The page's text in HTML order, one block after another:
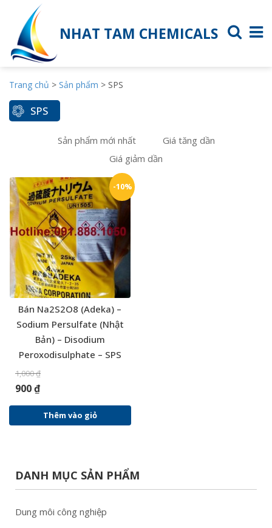
NHAT TAM CHEMICALS
Trang chủ > Sản phẩm > SPS
SPS
Sản phẩm mới nhất
Giá tăng dần
Giá giảm dần
-10%
Bán Na2S2O8 (Adeka) –
Sodium Persulfate (Nhật
Bản) – Disodium
Peroxodisulphate – SPS
1,000₫
900₫
Thêm vào giỏ
DANH MỤC SẢN PHẨM
Dung môi công nghiệp